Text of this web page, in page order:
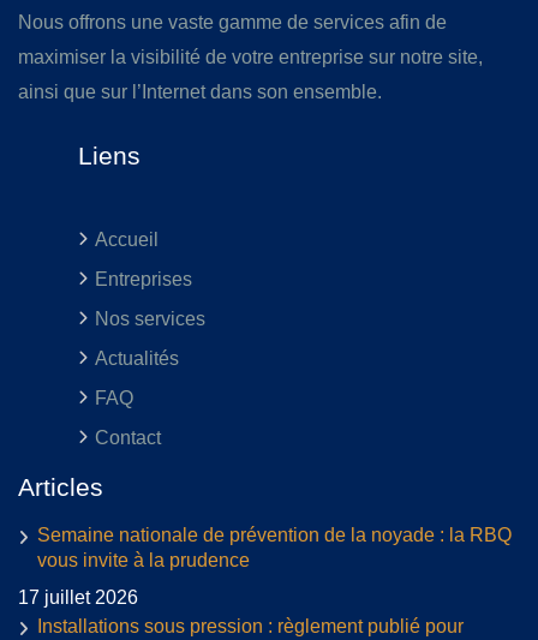
Nous offrons une vaste gamme de services afin de
maximiser la visibilité de votre entreprise sur notre site,
ainsi que sur l’Internet dans son ensemble.
Liens
Accueil
Entreprises
Nos services
Actualités
FAQ
Contact
Articles
Semaine nationale de prévention de la noyade : la RBQ
vous invite à la prudence
17 juillet 2026
Installations sous pression : règlement publié pour